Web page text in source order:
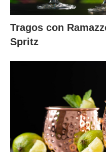
Tragos con
Spritz